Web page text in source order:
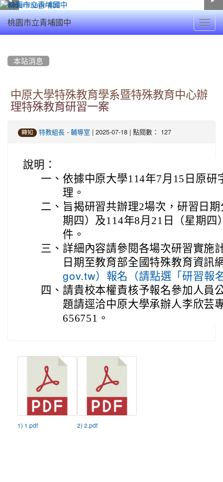
桃園市立青埔國中
本站消息
中原大學特殊教育學系暨特殊教育中心辦
理特殊教育研習一案
轉知 特教組長 - 輔導室 | 2025-07-18 | 點閱數： 127
說明：
一、 依據中原大學114年7月15日原研
理。
二、 旨揭研習共辦理2場次，研習日
期四）及114年8月21日（星期四
件。
三、 詳細內容請參閱各場次研習實施
日期至教育部全國特殊教育資訊
gov.tw）報名（請點選「研習報
四、 請貴校本權責核予報名參加人員
題請逕洽中原大學承辦人李欣芸
656751。
1) 1.pdf 2) 2.pdf